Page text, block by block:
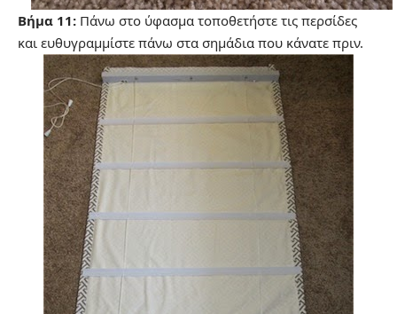
Βήμα 11: Πάνω στο ύφασμα τοποθετήστε τις περσίδες
και ευθυγραμμίστε πάνω στα σημάδια που κάνατε πριν.